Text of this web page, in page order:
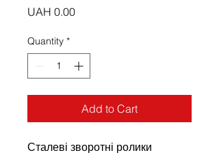
UAH 0.00Price
Quantity *
Add to Cart
Сталеві зворотні ролики